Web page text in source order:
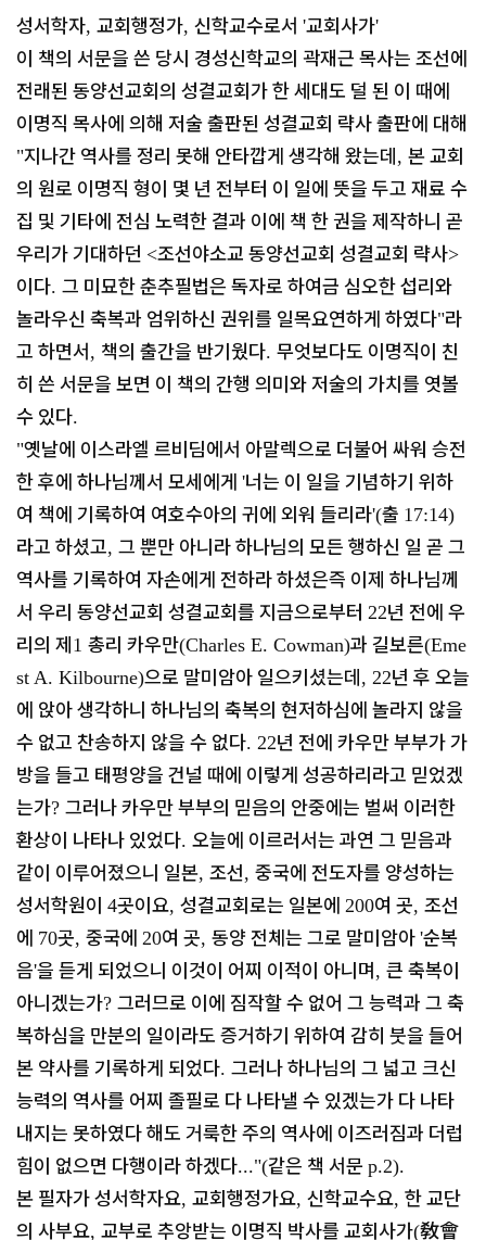
성서학자, 교회행정가, 신학교수로서 '교회사가'
이 책의 서문을 쓴 당시 경성신학교의 곽재근 목사는 조선에
전래된 동양선교회의 성결교회가 한 세대도 덜 된 이 때에
이명직 목사에 의해 저술 출판된 성결교회 략사 출판에 대해
"지나간 역사를 정리 못해 안타깝게 생각해 왔는데, 본 교회
의 원로 이명직 형이 몇 년 전부터 이 일에 뜻을 두고 재료 수
집 및 기타에 전심 노력한 결과 이에 책 한 권을 제작하니 곧
우리가 기대하던 <조선야소교 동양선교회 성결교회 략사>
이다. 그 미묘한 춘추필법은 독자로 하여금 심오한 섭리와
놀라우신 축복과 엄위하신 권위를 일목요연하게 하였다"라
고 하면서, 책의 출간을 반기웠다. 무엇보다도 이명직이 친
히 쓴 서문을 보면 이 책의 간행 의미와 저술의 가치를 엿볼
수 있다.
"옛날에 이스라엘 르비딤에서 아말렉으로 더불어 싸워 승전
한 후에 하나님께서 모세에게 '너는 이 일을 기념하기 위하
여 책에 기록하여 여호수아의 귀에 외워 들리라'(출 17:14)
라고 하셨고, 그 뿐만 아니라 하나님의 모든 행하신 일 곧 그
역사를 기록하여 자손에게 전하라 하셨은즉 이제 하나님께
서 우리 동양선교회 성결교회를 지금으로부터 22년 전에 우
리의 제1 총리 카우만(Charles E. Cowman)과 길보른(Eme
st A. Kilbourne)으로 말미암아 일으키셨는데, 22년 후 오늘
에 앉아 생각하니 하나님의 축복의 현저하심에 놀라지 않을
수 없고 찬송하지 않을 수 없다. 22년 전에 카우만 부부가 가
방을 들고 태평양을 건널 때에 이렇게 성공하리라고 믿었겠
는가? 그러나 카우만 부부의 믿음의 안중에는 벌써 이러한
환상이 나타나 있었다. 오늘에 이르러서는 과연 그 믿음과
같이 이루어졌으니 일본, 조선, 중국에 전도자를 양성하는
성서학원이 4곳이요, 성결교회로는 일본에 200여 곳, 조선
에 70곳, 중국에 20여 곳, 동양 전체는 그로 말미암아 '순복
음'을 듣게 되었으니 이것이 어찌 이적이 아니며, 큰 축복이
아니겠는가? 그러므로 이에 짐작할 수 없어 그 능력과 그 축
복하심을 만분의 일이라도 증거하기 위하여 감히 붓을 들어
본 약사를 기록하게 되었다. 그러나 하나님의 그 넓고 크신
능력의 역사를 어찌 졸필로 다 나타낼 수 있겠는가 다 나타
내지는 못하였다 해도 거룩한 주의 역사에 이즈러짐과 더럽
힘이 없으면 다행이라 하겠다..."(같은 책 서문 p.2).
본 필자가 성서학자요, 교회행정가요, 신학교수요, 한 교단
의 사부요, 교부로 추앙받는 이명직 박사를 교회사가(敎會